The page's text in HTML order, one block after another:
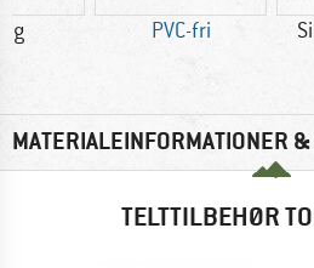
g PVC-fri
MATERIALEINFORMATIONER
TELTTILBEHØR